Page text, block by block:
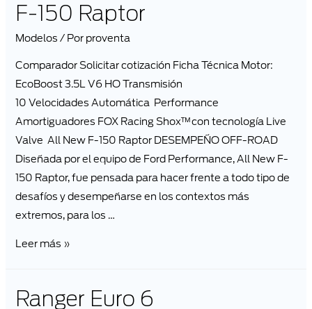
F-150 Raptor
Modelos / Por proventa
Comparador Solicitar cotización Ficha Técnica Motor:
EcoBoost 3.5L V6 HO Transmisión
10 Velocidades Automática Performance
Amortiguadores FOX Racing Shox™con tecnología Live
Valve All New F-150 Raptor DESEMPEÑO OFF-ROAD
Diseñada por el equipo de Ford Performance, All New F-
150 Raptor, fue pensada para hacer frente a todo tipo de
desafíos y desempeñarse en los contextos más
extremos, para los …
Leer más »
Ranger Euro 6